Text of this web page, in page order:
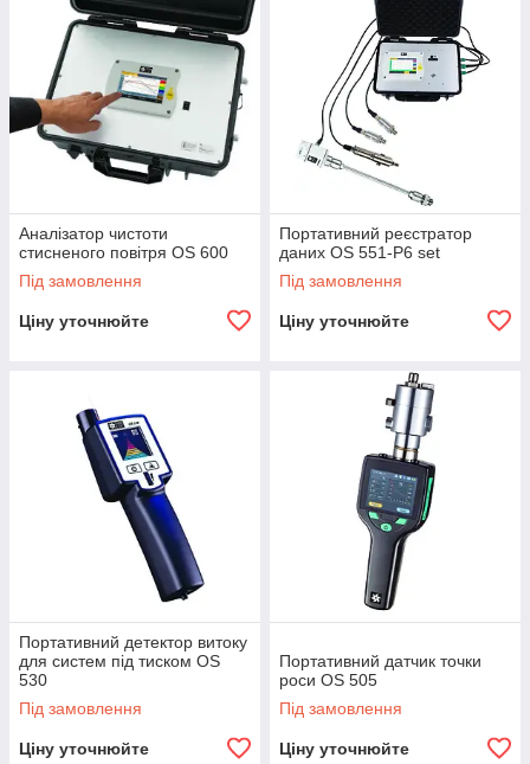
Аналізатор чистоти
стисненого повітря OS 600
Під замовлення
Ціну уточнюйте
Портативний реєстратор
даних OS 551-P6 set
Під замовлення
Ціну уточнюйте
Портативний детектор витоку
для систем під тиском OS
530
Під замовлення
Ціну уточнюйте
Портативний датчик точки
роси OS 505
Під замовлення
Ціну уточнюйте